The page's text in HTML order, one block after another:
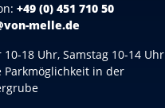
+49 (0) 451 710 50
melle.de
10-18 Uhr, Samstag 10-14 Uhr
Parkmöglichkeit in der